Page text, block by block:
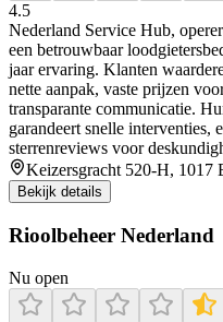
4.5
Nederland Service Hub,
een betrouwbaar
jaar ervaring. Klanten
nette aanpak, vaste prijzen
transparante communicatie.
garandeert snelle interventies,
sterrenreviews voor
Keizersgracht 520-H, 1017
Bekijk details
Rioolbeheer Nederland
Nu open